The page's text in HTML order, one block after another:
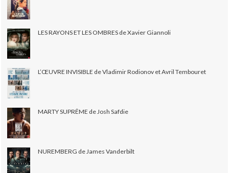
LES RAYONS ET LES OMBRES de Xavier Giannoli
L’ŒUVRE INVISIBLE de Vladimir Rodionov et Avril Tembouret
MARTY SUPRÊME de Josh Safdie
NUREMBERG de James Vanderbilt